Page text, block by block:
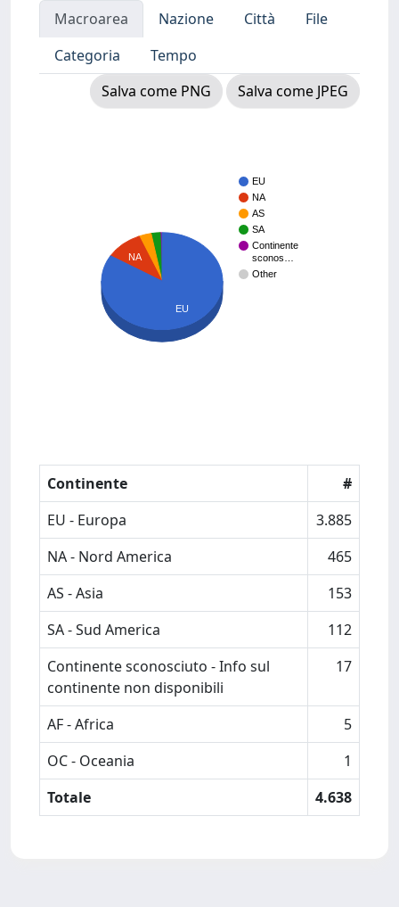
Macroarea Nazione Città
File
Categoria
Tempo
Salva come PNG
Salva come JPEG
EU
NA
AS
SA
Continente
sconos…
Other
NA
EU
Continente
#
EU - Europa
3.885
NA - Nord America
465
AS - Asia
153
SA - Sud America
112
Continente sconosciuto - Info sul
continente non disponibili
17
AF - Africa
5
OC - Oceania
1
Totale
4.638